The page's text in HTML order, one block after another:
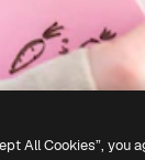
All Cookies”, you